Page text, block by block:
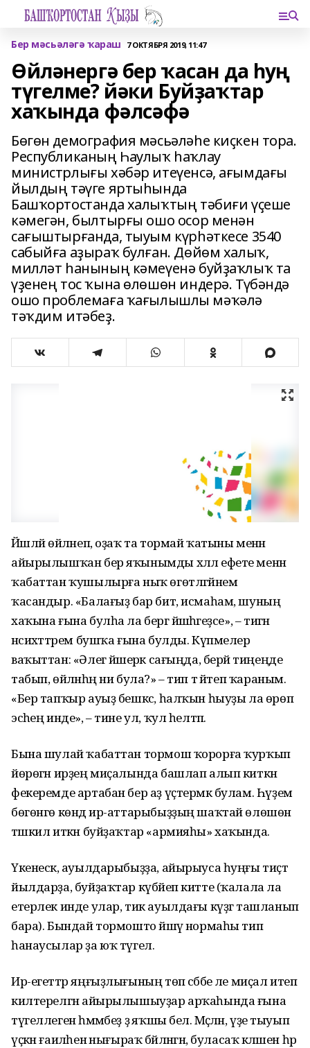
Бер мәсьәләгә ҡараш 7 ОКТЯБРЯ 2019, 11:47
Өйләнергә бер ҡасан да һуң
түгелме? йәки Буйҙаҡтар
хаҡында фәлсәфә
Бөгөн демография мәсьәләһе киҫкен тора.
Республиканың Һаулыҡ һаҡлау
министрлығы хәбәр итеүенсә, ағымдағы
йылдың тәүге яртыһында
Башҡортостанда халыҡтың тәбиғи үҫеше
кәмегән, былтырғы ошо осор менән
сағыштырғанда, тыуым күрһәткесе 3540
сабыйға аҙыраҡ булған. Дөйөм халыҡ,
милләт һанының кәмеүенә буйҙаҡлыҡ та
үҙенең тос ҡына өлөшөн индерә. Түбәндә
ошо проблемаға ҡағылышлы мәҡәлә
тәҡдим итәбеҙ.
Йәшләй өйләнеп, оҙаҡ та тормай ҡатыны менән
айырылышҡан бер яҡынымды хәләл ефете менән
ҡабаттан ҡушылырға ныҡ өгөтләгәйнем
ҡасандыр. «Балағыҙ бар бит, исмаһам, шуның
хаҡына ғына булһа ла бергә йәшәһәгеҙсе», – тигән
нәсихәттәрем бушҡа ғына булды. Күпмелер
ваҡыттан: «Әлегә йәшерәк сағыңда, берәй тиңеңде
табып, өйләнһәң ни була?» – тип тә әйтеп ҡараным.
«Бер тапҡыр ауыҙ бешкәс, һалҡын һыуҙы ла өрөп
эсәһең инде», – тине ул, ҡул һелтәп.
Бына шулай ҡабаттан тормош ҡорорға ҡурҡып
йөрөгән ирҙең миҫалында башлап алып киткән
фекеремде артабан бер аҙ үҫтермәк булам. Һүҙем
бөгөнгө көндә ир-аттарыбыҙҙың шаҡтай өлөшөн
тәшкил иткән буйҙаҡтар «армияһы» хаҡында.
Үкенескә, ауылдарыбыҙҙа, айырыуса һуңғы тиҫтә
йылдарҙа, буйҙаҡтар күбәйеп китте (ҡалала ла
етерлек инде улар, тик ауылдағы күҙгә ташланып
бара). Бындай тормошто йәшәү нормаһы тип
һанаусылар ҙа юҡ түгел.
Ир-егеттәр яңғыҙлығының төп сәбәбе әле миҫал итеп
килтерелгән айырылышыуҙар арҡаһында ғына
түгеллеген һәммәбеҙ ҙә яҡшы белә. Мәҫәлән, үҙе тыуып
үҫкән ғаиләһенә нығыраҡ бәйләнгән, буласаҡ кәләшен һәр